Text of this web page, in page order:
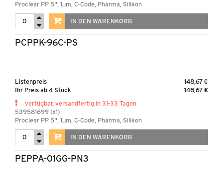
Proclear PP 5", 1µm, C-Code, Pharma, Silikon
IN DEN WARENKORB
PCPPK-96C-PS
Listenpreis
148,67 €
Ihr Preis ab 4 Stück
148,67 €
verfügbar, versandfertig in 31-33 Tagen
539581699 (x1)
Proclear PP 5", 1µm, C-Code, Pharma, Silikon
IN DEN WARENKORB
PEPPA-01GG-PN3